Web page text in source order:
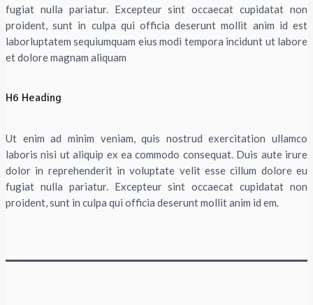
fugiat nulla pariatur. Excepteur sint occaecat cupidatat non
proident, sunt in culpa qui officia deserunt mollit anim id est
laborluptatem sequiumquam eius modi tempora incidunt ut labore
et dolore magnam aliquam
H6 Heading
Ut enim ad minim veniam, quis nostrud exercitation ullamco
laboris nisi ut aliquip ex ea commodo consequat. Duis aute irure
dolor in reprehenderit in voluptate velit esse cillum dolore eu
fugiat nulla pariatur. Excepteur sint occaecat cupidatat non
proident, sunt in culpa qui officia deserunt mollit anim id em.